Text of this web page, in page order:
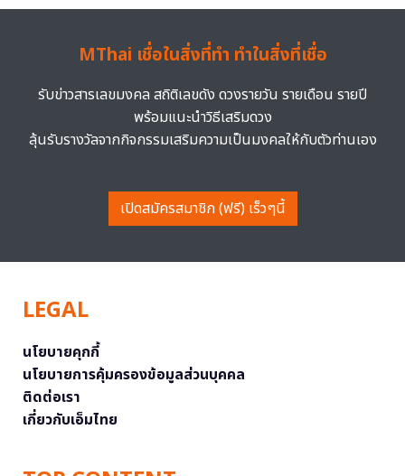
MThai เชื่อในสิ่งที่ทำ ทำในสิ่งที่เชื่อ
รับข่าวสารเลขมงคล สถิติเลขดัง ดวงรายวัน รายเดือน รายปี
พร้อมแนะนำวิธีเสริมดวง
ลุ้นรับรางวัลจากกิจกรรมเสริมความเป็นมงคลให้กับตัวท่านเอง
เปิดสมัครสมาชิก (ฟรี) เร็วๆนี้
LEGAL
นโยบายคุกกี้
นโยบายการคุ้มครองข้อมูลส่วนบุคคล
ติดต่อเรา
เกี่ยวกับเอ็มไทย